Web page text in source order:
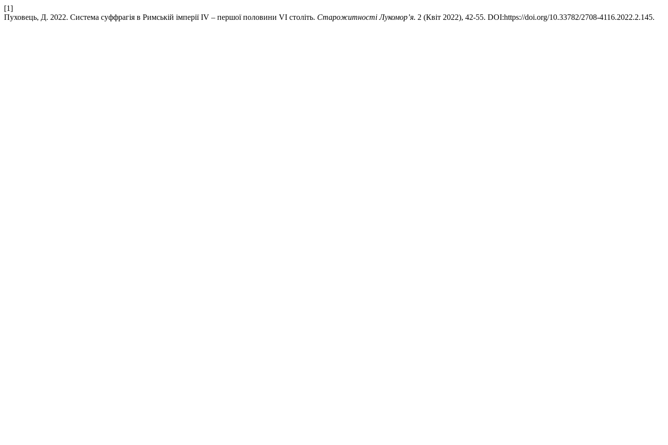
[1]
Пуховець, Д. 2022. Система суффрагія в Римській імперії IV – першої половини VI століть. Старожитності Лукомор’я. 2 (Квіт 2022), 42-55. DOI:https://doi.org/10.33782/2708-4116.2022.2.145.